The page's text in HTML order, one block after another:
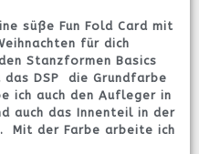
süße Fun Fold Card mit
für dich
Stanzformen Basics
DSP die Grundfarbe
ich auch den Aufleger in
auch das Innenteil in der
Mit der Farbe arbeite ich